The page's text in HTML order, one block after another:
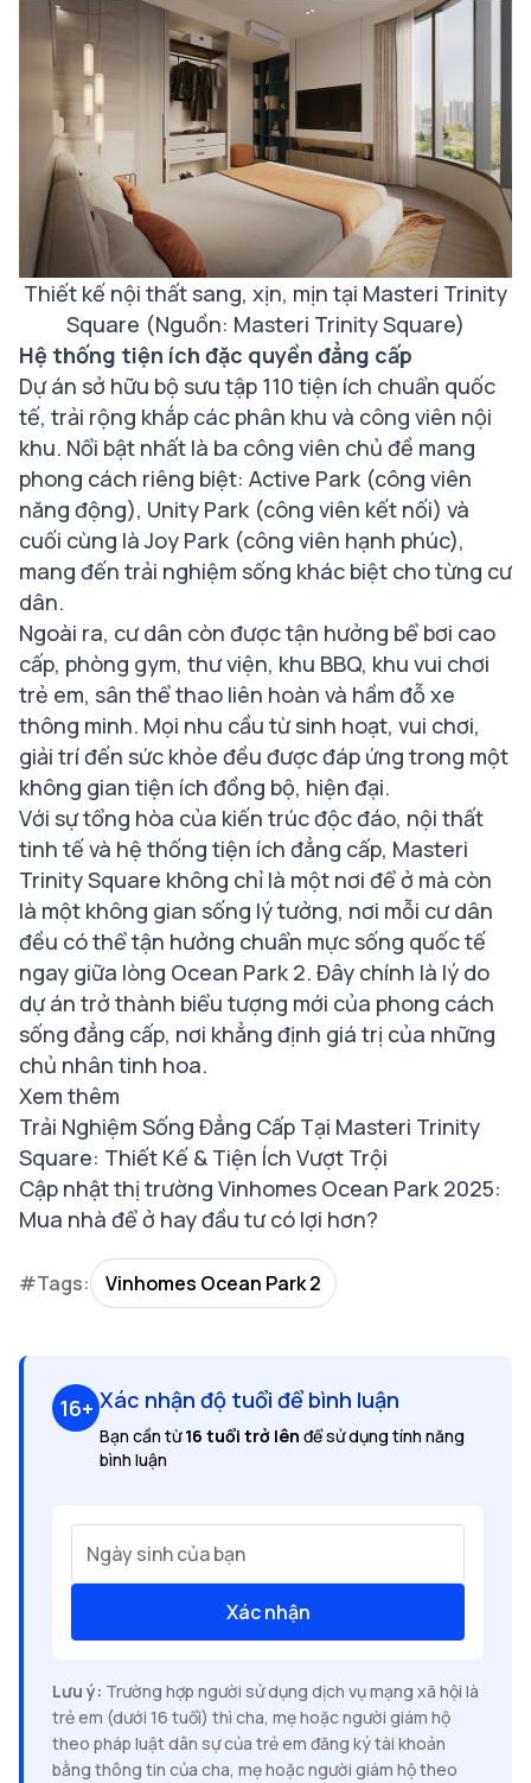
Thiết kế nội thất sang, xịn, mịn tại Masteri Trinity
Square (Nguồn: Masteri Trinity Square)
Hệ thống tiện ích đặc quyền đẳng cấp
Dự án sở hữu bộ sưu tập 110 tiện ích chuẩn quốc
tế, trải rộng khắp các phân khu và công viên nội
khu. Nổi bật nhất là ba công viên chủ đề mang
phong cách riêng biệt: Active Park (công viên
năng động), Unity Park (công viên kết nối) và
cuối cùng là Joy Park (công viên hạnh phúc),
mang đến trải nghiệm sống khác biệt cho từng cư
dân.
Ngoài ra, cư dân còn được tận hưởng bể bơi cao
cấp, phòng gym, thư viện, khu BBQ, khu vui chơi
trẻ em, sân thể thao liên hoàn và hầm đỗ xe
thông minh. Mọi nhu cầu từ sinh hoạt, vui chơi,
giải trí đến sức khỏe đều được đáp ứng trong một
không gian tiện ích đồng bộ, hiện đại.
Với sự tổng hòa của kiến trúc độc đáo, nội thất
tinh tế và hệ thống tiện ích đẳng cấp, Masteri
Trinity Square không chỉ là một nơi để ở mà còn
là một không gian sống lý tưởng, nơi mỗi cư dân
đều có thể tận hưởng chuẩn mực sống quốc tế
ngay giữa lòng Ocean Park 2. Đây chính là lý do
dự án trở thành biểu tượng mới của phong cách
sống đẳng cấp, nơi khẳng định giá trị của những
chủ nhân tinh hoa.
Xem thêm
Trải Nghiệm Sống Đẳng Cấp Tại Masteri Trinity
Square: Thiết Kế & Tiện Ích Vượt Trội
Cập nhật thị trường Vinhomes Ocean Park 2025:
Mua nhà để ở hay đầu tư có lợi hơn?
#Tags: Vinhomes Ocean Park 2
16+ Xác nhận độ tuổi để bình luận
Bạn cần từ16 tuổi trở lên để sử dụng tính năng
bình luận
Ngày sinh của bạn
Xác nhận
Lưu ý: Trường hợp người sử dụng dịch vụ mạng xã hội là
trẻ em (dưới 16 tuổi) thì cha, mẹ hoặc người giám hộ
theo pháp luật dân sự của trẻ em đăng ký tài khoản
bằng thông tin của cha, mẹ hoặc người giám hộ theo